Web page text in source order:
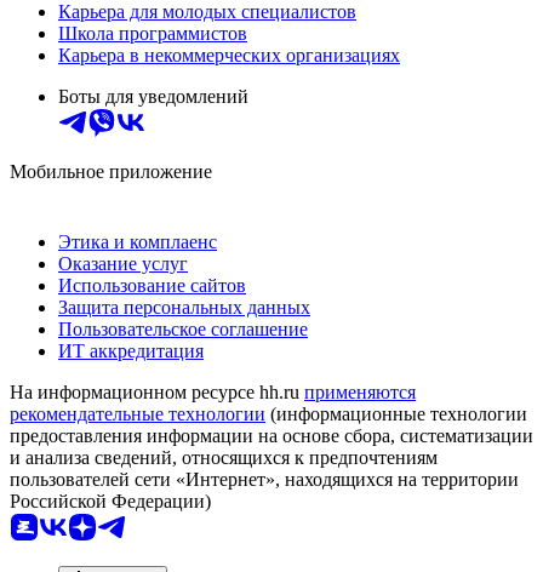
Карьера для молодых специалистов
Школа программистов
Карьера в некоммерческих организациях
Боты для уведомлений
Мобильное приложение
Этика и комплаенс
Оказание услуг
Использование сайтов
Защита персональных данных
Пользовательское соглашение
ИТ аккредитация
На информационном ресурсе hh.ru применяются
рекомендательные технологии (информационные технологии
предоставления информации на основе сбора, систематизации
и анализа сведений, относящихся к предпочтениям
пользователей сети «Интернет», находящихся на территории
Российской Федерации)